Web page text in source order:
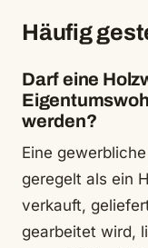
Häufig
Darf eine
werden?
Eine
geregelt als ein
verkauft,
gearbeitet wird,